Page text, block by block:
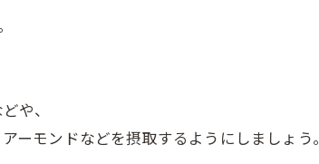
や、
ーモンドなどを摂取するようにしましょう。